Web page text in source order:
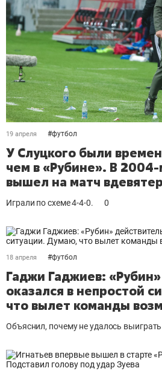
19 апреля #футбол
У Слуцкого были
чем в «Рубине». В
вышел на матч
Играли по схеме 4-4-0. 0
18 апреля #футбол
Гаджи Гаджиев:
оказался в непростой
что вылет команды
Объяснил, почему не удалось